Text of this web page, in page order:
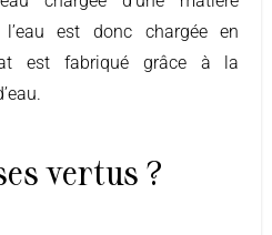
est donc chargée en
est fabriqué grâce à la
vertus ?